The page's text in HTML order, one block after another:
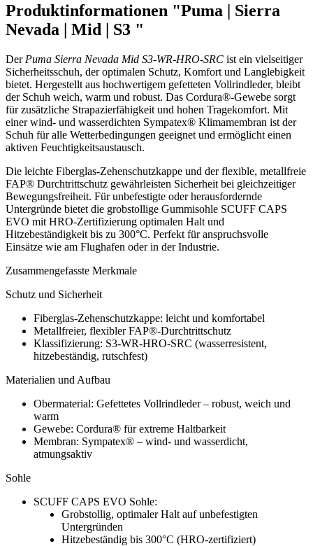
Produktinformationen "Puma | Sierra
Nevada | Mid | S3 "
Der Puma Sierra Nevada Mid S3-WR-HRO-SRC ist ein vielseitiger
Sicherheitsschuh, der optimalen Schutz, Komfort und Langlebigkeit
bietet. Hergestellt aus hochwertigem gefetteten Vollrindleder, bleibt
der Schuh weich, warm und robust. Das Cordura®-Gewebe sorgt
für zusätzliche Strapazierfähigkeit und hohen Tragekomfort. Mit
einer wind- und wasserdichten Sympatex® Klimamembran ist der
Schuh für alle Wetterbedingungen geeignet und ermöglicht einen
aktiven Feuchtigkeitsaustausch.
Die leichte Fiberglas-Zehenschutzkappe und der flexible, metallfreie
FAP® Durchtrittschutz gewährleisten Sicherheit bei gleichzeitiger
Bewegungsfreiheit. Für unbefestigte oder herausfordernde
Untergründe bietet die grobstollige Gummisohle SCUFF CAPS
EVO mit HRO-Zertifizierung optimalen Halt und
Hitzebeständigkeit bis zu 300°C. Perfekt für anspruchsvolle
Einsätze wie am Flughafen oder in der Industrie.
Zusammengefasste Merkmale
Schutz und Sicherheit
Fiberglas-Zehenschutzkappe: leicht und komfortabel
Metallfreier, flexibler FAP®-Durchtrittschutz
Klassifizierung: S3-WR-HRO-SRC (wasserresistent,
hitzebeständig, rutschfest)
Materialien und Aufbau
Obermaterial: Gefettetes Vollrindleder – robust, weich und
warm
Gewebe: Cordura® für extreme Haltbarkeit
Membran: Sympatex® – wind- und wasserdicht,
atmungsaktiv
Sohle
SCUFF CAPS EVO Sohle:
Grobstollig, optimaler Halt auf unbefestigten
Untergründen
Hitzebeständig bis 300°C (HRO-zertifiziert)